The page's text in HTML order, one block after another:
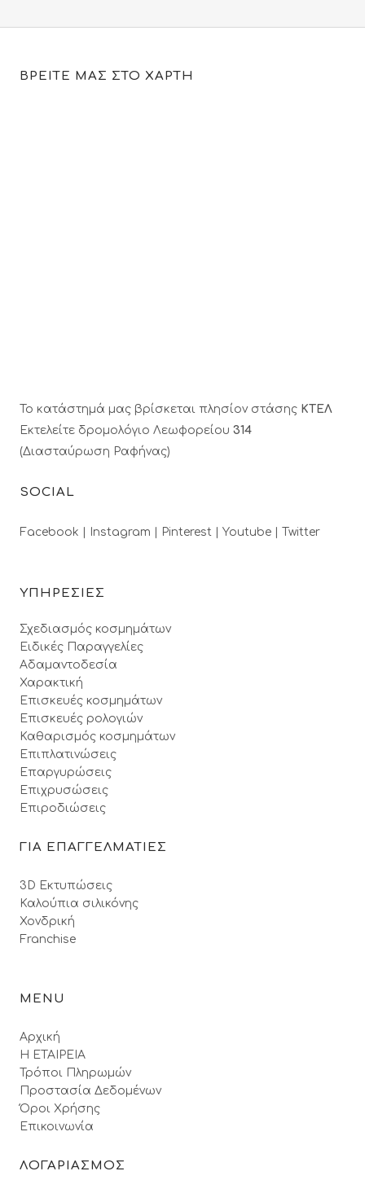
ΒΡΕΙΤΕ ΜΑΣ ΣΤΟ ΧΑΡΤΗ
Το κατάστημά μας βρίσκεται πλησίον στάσης ΚΤΕΛ
Εκτελείτε δρομολόγιο Λεωφορείου 314
(Διασταύρωση Ραφήνας)
SOCIAL
Facebook | Instagram | Pinterest | Youtube | Twitter
ΥΠΗΡΕΣΙΕΣ
Σχεδιασμός κοσμημάτων
Ειδικές Παραγγελίες
Αδαμαντοδεσία
Χαρακτική
Επισκευές κοσμημάτων
Επισκευές ρολογιών
Καθαρισμός κοσμημάτων
Επιπλατινώσεις
Επαργυρώσεις
Επιχρυσώσεις
Επιροδιώσεις
ΓΙΑ ΕΠΑΓΓΕΛΜΑΤΙΕΣ
3D Εκτυπώσεις
Καλούπια σιλικόνης
Χονδρική
Franchise
MENU
Αρχική
Η ΕΤΑΙΡΕΙΑ
Τρόποι Πληρωμών
Προστασία Δεδομένων
Όροι Xρήσης
Επικοινωνία
ΛΟΓΑΡΙΑΣΜΟΣ